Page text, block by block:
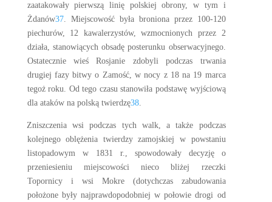
zaatakowały pierwszą linię polskiej obrony, w tym i
Żdanów37. Miejscowość była broniona przez 100-120
piechurów, 12 kawalerzystów, wzmocnionych przez 2
działa, stanowiących obsadę posterunku obserwacyjnego.
Ostatecznie wieś Rosjanie zdobyli podczas trwania
drugiej fazy bitwy o Zamość, w nocy z 18 na 19 marca
tegoż roku. Od tego czasu stanowiła podstawę wyjściową
dla ataków na polską twierdzę38.
Zniszczenia wsi podczas tych walk, a także podczas
kolejnego oblężenia twierdzy zamojskiej w powstaniu
listopadowym w 1831 r., spowodowały decyzję o
przeniesieniu miejscowości nieco bliżej rzeczki
Topornicy i wsi Mokre (dotychczas zabudowania
położone były najprawdopodobniej w połowie drogi od